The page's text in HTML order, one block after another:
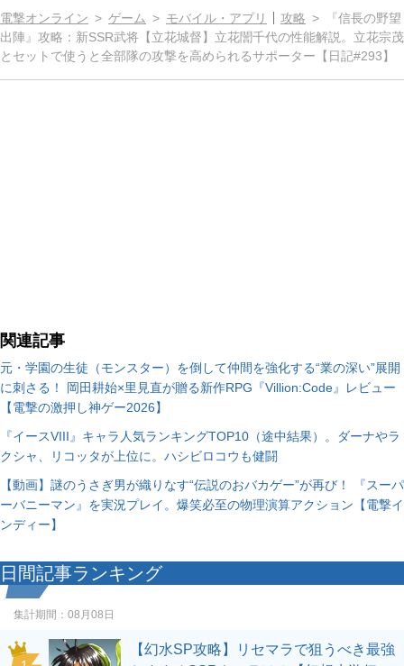
電撃オンライン ゲーム モバイル・アプリ 攻略
『信長の野望
出陣』攻略：新SSR武将【立花城督】立花誾千代の性能解説。立花宗茂
とセットで使うと全部隊の攻撃を高められるサポーター【日記#293】
関連記事
元・学園の生徒（モンスター）を倒して仲間を強化する“業の深い”展開
に刺さる！ 岡田耕始×里見直が贈る新作RPG『Villion:Code』レビュー
【電撃の激押し神ゲー2026】
『イースVIII』キャラ人気ランキングTOP10（途中結果）。ダーナやラ
クシャ、リコッタが上位に。ハシビロコウも健闘
【動画】謎のうさぎ男が織りなす“伝説のおバカゲー”が再び！ 『スーパ
ーバニーマン』を実況プレイ。爆笑必至の物理演算アクション【電撃イ
ンディー】
日間記事ランキング
集計期間： 08月08日
【幻水SP攻略】リセマラで狙うべき最強